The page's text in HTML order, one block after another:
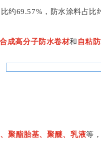
约69.57%，防水涂料占
合成高分子防水卷材和 自粘
聚酯胎基、聚醚、乳液等